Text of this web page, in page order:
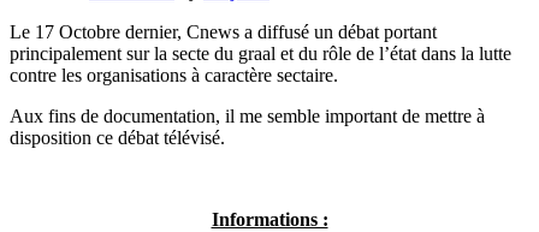
Le 17 Octobre dernier, Cnews a diffusé un débat portant
principalement sur la secte du graal et du rôle de l’état dans la lutte
contre les organisations à caractère sectaire.
Aux fins de documentation, il me semble important de mettre à
disposition ce débat télévisé.
Informations :